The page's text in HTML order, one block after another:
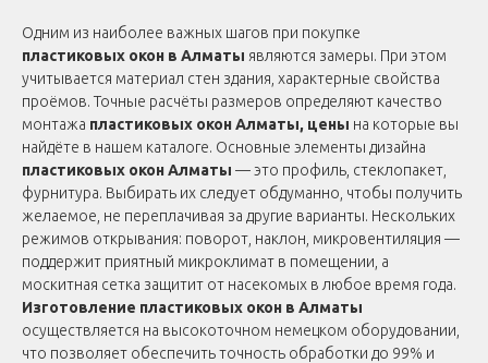
Одним из наиболее важных шагов при покупке
пластиковых окон в Алматы являются замеры. При этом
учитывается материал стен здания, характерные свойства
проёмов. Точные расчёты размеров определяют качество
монтажа пластиковых окон Алматы, цены на которые вы
найдёте в нашем каталоге. Основные элементы дизайна
пластиковых окон Алматы — это профиль, стеклопакет,
фурнитура. Выбирать их следует обдуманно, чтобы получить
желаемое, не переплачивая за другие варианты. Нескольких
режимов открывания: поворот, наклон, микровентиляция —
поддержит приятный микроклимат в помещении, а
москитная сетка защитит от насекомых в любое время года.
Изготовление пластиковых окон в Алматы
осуществляется на высокоточном немецком оборудовании,
что позволяет обеспечить точность обработки до 99% и